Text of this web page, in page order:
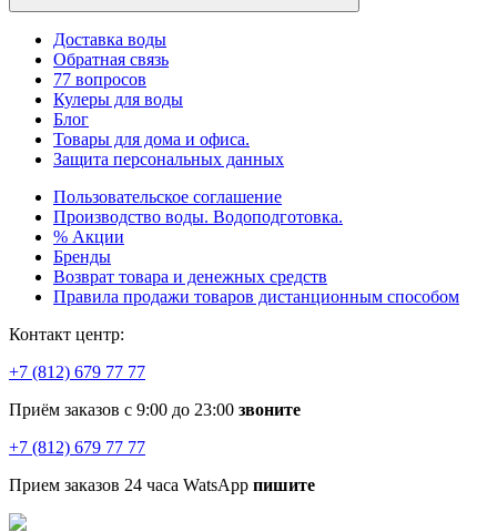
Доставка воды
Обратная связь
77 вопросов
Кулеры для воды
Блог
Товары для дома и офиса.
Защита персональных данных
Пользовательское соглашение
Производство воды. Водоподготовка.
% Акции
Бренды
Возврат товара и денежных средств
Правила продажи товаров дистанционным способом
Контакт центр:
+7 (812) 679 77 77
Приём заказов с 9:00 до 23:00 звоните
+7 (812) 679 77 77
Прием заказов 24 часа WatsApp пишите